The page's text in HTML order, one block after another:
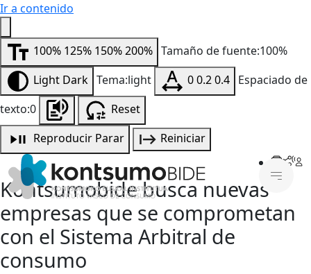
Ir a contenido
100% 125% 150%200% Tamaño de fuente:100%
Light Dark Tema:light 00.20.4 Espaciado de
texto:0
Reset
Reproducir Parar Reiniciar
Kontsumobide busca nuevas
empresas que se comprometan
con el Sistema Arbitral de
consumo